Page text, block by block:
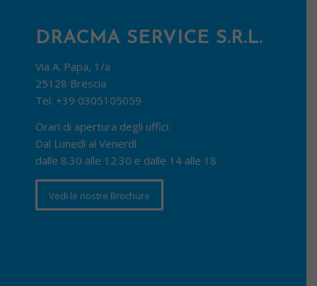
DRACMA SERVICE S.R.L.
Via A. Papa, 1/a
25128 Brescia
Tel. +39 0305105059
Orari di apertura degli uffici:
Dal Lunedì al Venerdì
dalle 8.30 alle 12.30 e dalle 14 alle 18
Vedi le nostre Brochure